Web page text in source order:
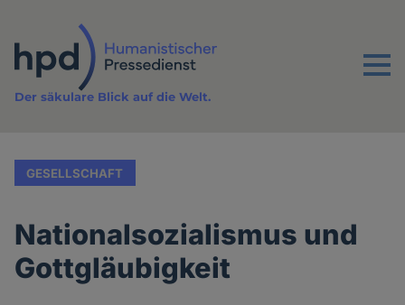
Inhalt
Menu
Der säkulare Blick auf die Welt.
GESELLSCHAFT
Nationalsozialismus und
Gottgläubigkeit